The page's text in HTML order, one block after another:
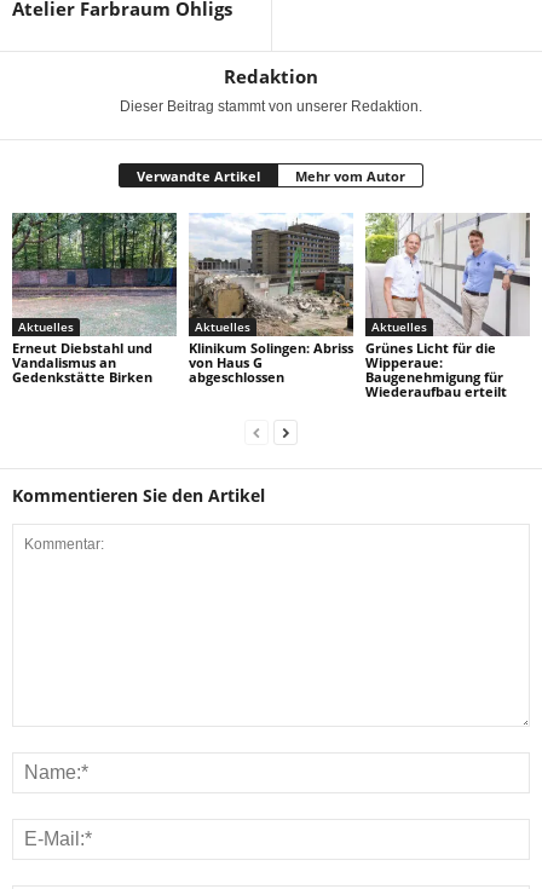
Atelier Farbraum Ohligs
Redaktion
Dieser Beitrag stammt von unserer Redaktion.
Verwandte Artikel Mehr vom Autor
Aktuelles
Erneut Diebstahl und
Vandalismus an
Gedenkstätte Birken
Aktuelles
Klinikum Solingen: Abriss
von Haus G
abgeschlossen
Aktuelles
Grünes Licht für die
Wipperaue:
Baugenehmigung für
Wiederaufbau erteilt
Kommentieren Sie den Artikel